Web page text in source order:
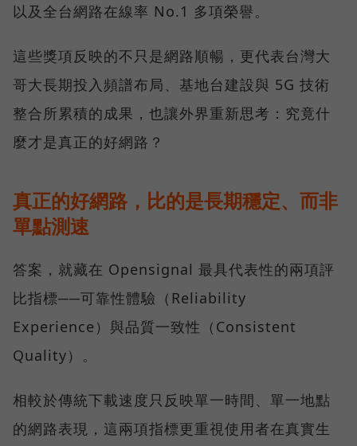
以及全台網路在線率 No.1 多項榮譽。
這些獎項反映的不只是網路順暢，更代表台灣大
哥大長期投入頻譜布局、基地台建設與 5G 技術
整合所累積的成果，也讓外界重新思考：究竟什
麼才是真正的好網路？
真正的好網路，比的是長期穩定、而非
單點測速
答案，就藏在 Opensignal 最具代表性的兩項評
比指標──可靠性體驗（Reliability
Experience）與品質一致性（Consistent
Quality）。
相較於傳統下載速度只反映單一時間、單一地點
的網路表現，這兩項指標更重視使用者在真實生